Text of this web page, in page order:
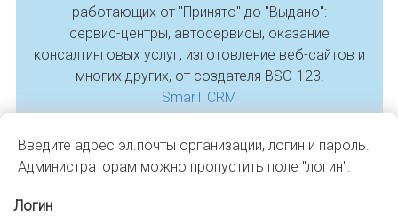
работающих от "Принято" до "Выдано":
сервис-центры, автосервисы, оказание
консалтинговых услуг, изготовление веб-сайтов и
многих других, от создателя BSO-123!
SmarT CRM
Введите адрес эл.почты организации, логин и пароль.
Администраторам можно пропустить поле "логин".
Логин